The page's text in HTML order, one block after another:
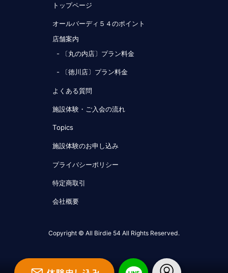
トップページ
オールバーディ５４のポイント
店舗案内
- 〔丸の内店〕プラン料金
- 〔徳川店〕プラン料金
よくある質問
施設体験・ご入会の流れ
Topics
施設体験のお申し込み
プライバシーポリシー
特定商取引
会社概要
Copyright © All Birdie 54 All Rights Reserved.